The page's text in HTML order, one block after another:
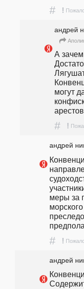
# !
андpeй
А
могут
# !
андpeй
меры за
# !
андpeй